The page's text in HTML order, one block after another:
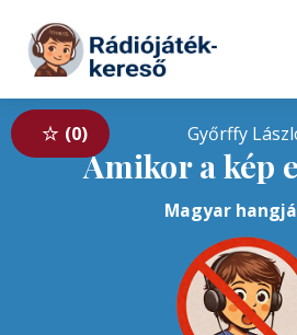
Tovább a tartalomhoz
0 Győrffy
Amikor a kép
Magyar